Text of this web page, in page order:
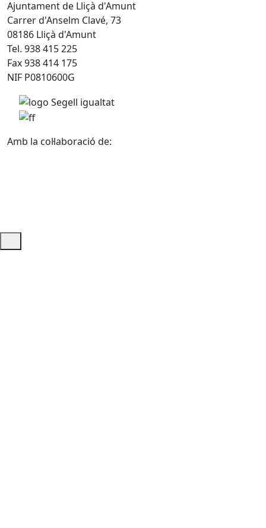
Ajuntament de Lliçà d'Amunt
Carrer d'Anselm Clavé, 73
08186 Lliçà d'Amunt
Tel. 938 415 225
Fax 938 414 175
NIF P0810600G
Amb la col·laboració de: